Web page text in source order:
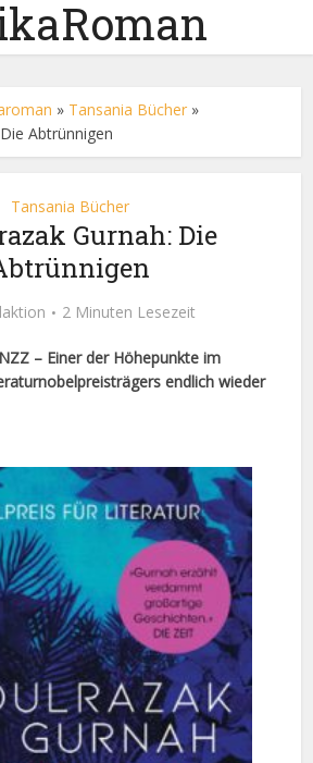
» Tansania Bücher »
Abtrünnigen
Tansania Bücher
Gurnah: Die
2 Minuten Lesezeit
– Einer der Höhepunkte im
endlich wieder